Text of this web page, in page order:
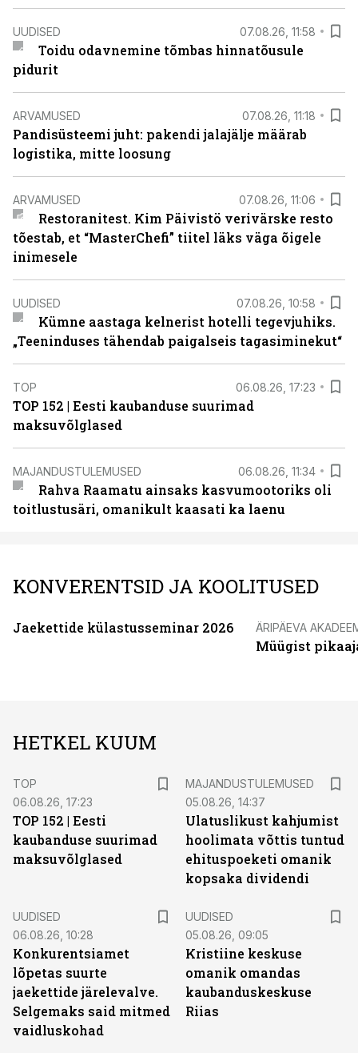
UUDISED 07.08.26, 11:58
Toidu odavnemine tõmbas hinnatõusule
pidurit
ARVAMUSED 07.08.26, 11:18
Pandisüsteemi juht: pakendi jalajälje määrab
logistika, mitte loosung
ARVAMUSED 07.08.26, 11:06
Restoranitest. Kim Päivistö verivärske resto
tõestab, et “MasterChefi” tiitel läks väga õigele
inimesele
UUDISED 07.08.26, 10:58
Kümne aastaga kelnerist hotelli tegevjuhiks.
„Teeninduses tähendab paigalseis tagasiminekut“
TOP 06.08.26, 17:23
TOP 152 | Eesti kaubanduse suurimad
maksuvõlglased
MAJANDUSTULEMUSED 06.08.26, 11:34
Rahva Raamatu ainsaks kasvumootoriks oli
toitlustusäri, omanikult kaasati ka laenu
KONVERENTSID JA KOOLITUSED
Jaekettide külastusseminar 2026 ÄRIPÄEVA
Müügist
HETKEL KUUM
TOP
06.08.26, 17:23
TOP 152 | Eesti
kaubanduse suurimad
maksuvõlglased
MAJANDUSTULEMUSED
05.08.26, 14:37
Ulatuslikust kahjumist
hoolimata võttis tuntud
ehituspoeketi omanik
kopsaka dividendi
UUDISED
06.08.26, 10:28
Konkurentsiamet
lõpetas suurte
jaekettide järelevalve.
Selgemaks said mitmed
vaidluskohad
UUDISED
05.08.26, 09:05
Kristiine keskuse
omanik omandas
kaubanduskeskuse
Riias